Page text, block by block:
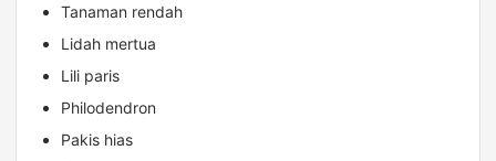
Tanaman rendah
Lidah mertua
Lili paris
Philodendron
Pakis hias